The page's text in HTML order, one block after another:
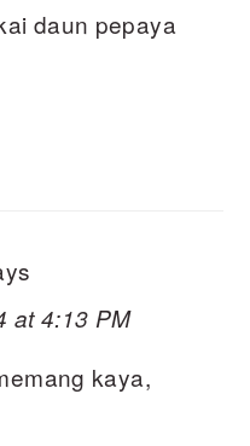
daun pepaya
at 4:13 PM
kaya,